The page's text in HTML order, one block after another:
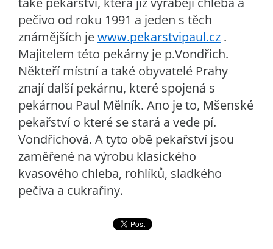
pečivo od roku 1991 a jeden s těch
známějších jewww.pekarstvipaul.cz .
Majitelem této pekárny je p.Vondřich.
Někteří místní a také obyvatelé Prahy
znají další pekárnu, které spojená s
pekárnou Paul Mělník. Ano je to, Mšenské
pekařství o které se stará a vede pí.
Vondřichová. A tyto obě pekařství jsou
zaměřené na výrobu klasického
kvasového chleba, rohlíků, sladkého
pečiva a cukrařiny.